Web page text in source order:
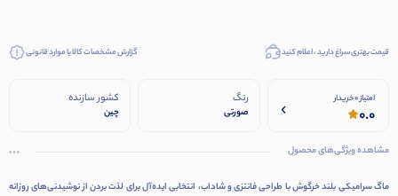
قیمت بهتری سراغ دارید ، اعلام کنید گزارش مشخصات کالا یا موارد قانونی
امتیاز 0 خریدار
0.0
رنگ
صورتی
کشور سازنده
چین
مشاهده ویژگی‌های محصول
ماگ سرامیکی بلند خرگوش با طراحی فانتزی و شاداب، انتخابی ایده‌آل برای لذت بردن از نوشیدنی‌های روزانه